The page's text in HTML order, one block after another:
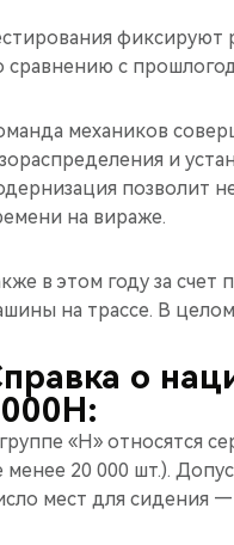
фиксируют
сравнению с
механиков
и
позволит
на вираже.
в этом году за
на трассе. В
о
«Н» относятся
менее 20 000 шт.).
мест для сидения